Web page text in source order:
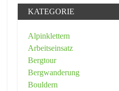
KATEGORIE
Alpinklettern
Arbeitseinsatz
Bergtour
Bergwanderung
Bouldern